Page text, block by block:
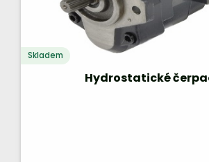
Skladem
Hydrostatické